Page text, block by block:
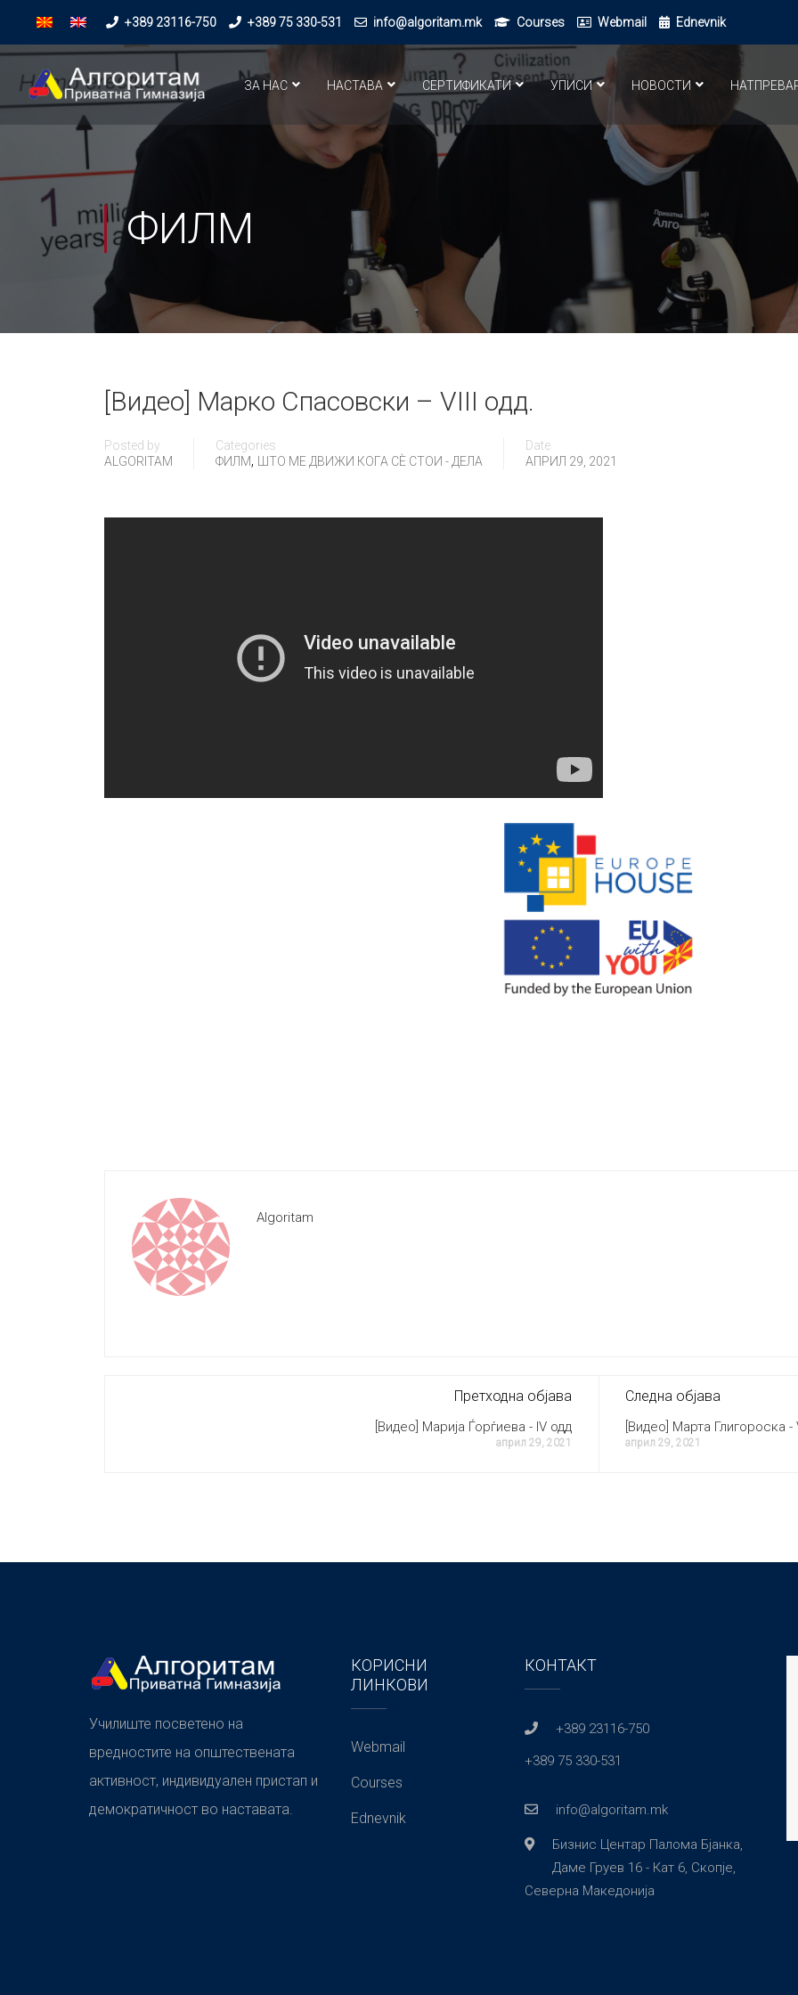
+389 23116-750 +389 75 330-531 info@algoritam.mk Courses Webmail Ednevnik
ЗА НАС НАСТАВА СЕРТИФИКАТИ УПИСИ НОВОСТИ
ФИЛМ
[Видео] Марко Спасовски – VIII одд.
Posted by
ALGORITAM
Categories
ФИЛМ, ШТО МЕ ДВИЖИ КОГА СÈ СТОИ - ДЕЛА
Date
АПРИЛ 29, 2021
Algoritam
Претходна објава
[Видео] Марија Ѓорѓиева - IV одд
април 29, 2021
Следна објава
[Видео] Марта Глигороска -
април 29, 2021
Училиште посветено на
вредностите на општествената
активност, индивидуален пристап и
демократичност во наставата.
КОРИСНИ
ЛИНКОВИ
Webmail
Courses
Ednevnik
КОНТАКТ
+389 23116-750
+389 75 330-531
info@algoritam.mk
Бизнис Центар Палома Бјанка,
Даме Груев 16 - Кат 6, Скопје,
Северна Македонија